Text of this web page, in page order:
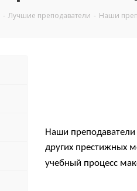
- Лучшие преподаватели - Наши
Наши
других престижных
учебный процесс